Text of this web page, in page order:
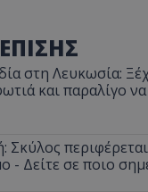
στη Λευκωσία:
και παραλίγο
- Δείτε σε ποιο